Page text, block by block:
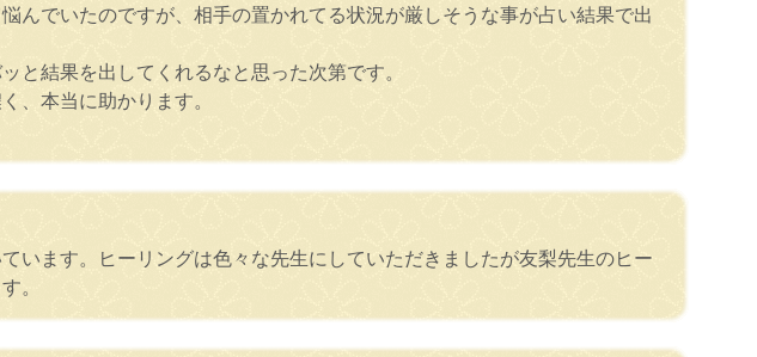
んでいたのですが、相手の置かれてる状況が厳しそうな事が占い結果で出
と結果を出してくれるなと思った次第です。
、本当に助かります。
います。ヒーリングは色々な先生にしていただきましたが友梨先生のヒー
。